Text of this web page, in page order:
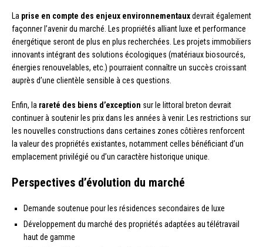
La prise en compte des enjeux environnementauxdevrait également
façonner l’avenir du marché. Les propriétés alliant luxe et performance
énergétique seront de plus en plus recherchées. Les projets immobiliers
innovants intégrant des solutions écologiques (matériaux biosourcés,
énergies renouvelables, etc.) pourraient connaître un succès croissant
auprès d’une clientèle sensible à ces questions.
Enfin, la rareté des biens d’exception sur le littoral breton devrait
continuer à soutenir les prix dans les années à venir. Les restrictions sur
les nouvelles constructions dans certaines zones côtières renforcent
la valeur des propriétés existantes, notamment celles bénéficiant d’un
emplacement privilégié ou d’un caractère historique unique.
Perspectives d’évolution du marché
Demande soutenue pour les résidences secondaires de luxe
Développement du marché des propriétés adaptées au télétravail
haut de gamme